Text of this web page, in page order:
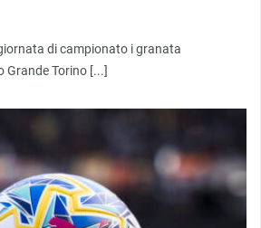
di campionato i granata
Grande Torino [...]